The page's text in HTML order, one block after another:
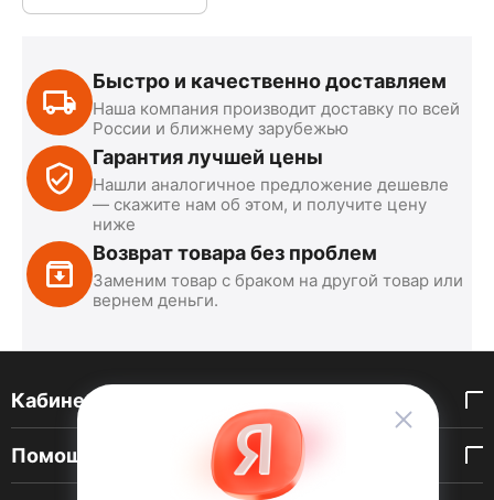
Быстро и качественно доставляем
Наша компания производит доставку по всей
России и ближнему зарубежью
Гарантия лучшей цены
Нашли аналогичное предложение дешевле
— скажите нам об этом, и получите цену
ниже
Возврат товара без проблем
Заменим товар с браком на другой товар или
вернем деньги.
Кабинет покупателя
Помощь покупателю